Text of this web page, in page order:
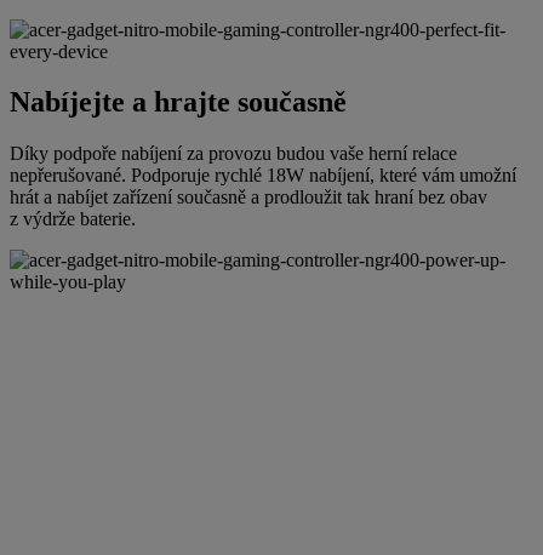
Nabíjejte a hrajte současně
Díky podpoře nabíjení za provozu budou vaše herní relace
nepřerušované. Podporuje rychlé 18W nabíjení, které vám umožní
hrát a nabíjet zařízení současně a prodloužit tak hraní bez obav
z výdrže baterie.